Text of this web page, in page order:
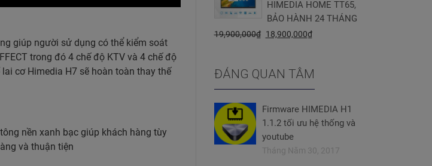
giúp người sử dụng có thể kiểm soát
trong đó 4 chế độ KTV và 4 chế độ
cơ Himedia H7 sẽ hoàn toàn thay thế
nền xanh bạc giúp khách hàng tùy
và thuận tiện
HIMEDIA HOME TT65,
BẢO HÀNH 24 THÁNG
19,900,000₫ 18,900,000₫
ĐÁNG QUAN TÂM
Firmware HIMEDIA H1
1.1.2 tối ưu hệ thống và
youtube
Tháng Năm 30, 2017